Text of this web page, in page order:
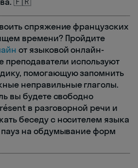
спряжение французских
времени? Пройдите
от языковой онлайн-
преподаватели используют
помогающую запомнить
неправильные глаголы.
вы будете свободно
в разговорной речи и
беседу с носителем языка
на обдумывание форм